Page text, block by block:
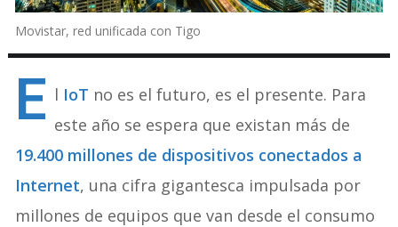
Movistar, red unificada con Tigo
E l IoT no es el futuro, es el presente. Para
este año se espera que existan más de
19.400 millones de dispositivos conectados a
Internet, una cifra gigantesca impulsada por
millones de equipos que van desde el consumo